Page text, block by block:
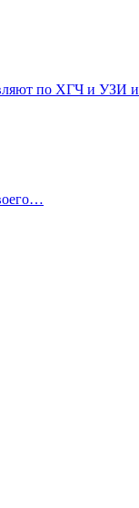
по ХГЧ и УЗИ